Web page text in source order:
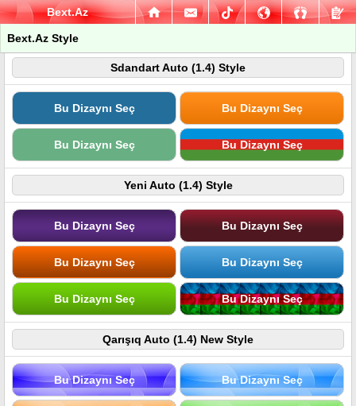
Bext.Az
Bext.Az Style
Sdandart Auto (1.4) Style
Bu Dizaynı Seç Bu Dizaynı Seç
Bu Dizaynı Seç Bu Dizaynı Seç
Yeni Auto (1.4) Style
Bu Dizaynı Seç Bu Dizaynı Seç
Bu Dizaynı Seç Bu Dizaynı Seç
Bu Dizaynı Seç Bu Dizaynı Seç
Qarışıq Auto (1.4) New Style
Bu Dizaynı Seç Bu Dizaynı Seç